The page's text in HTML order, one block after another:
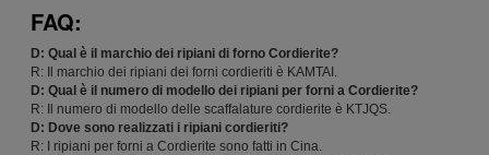
FAQ:
D: Qual è il marchio dei ripiani di forno Cordierite?
R: Il marchio dei ripiani dei forni cordieriti è KAMTAI.
D: Qual è il numero di modello dei ripiani per forni a Cordierite?
R: Il numero di modello delle scaffalature cordierite è KTJQS.
D: Dove sono realizzati i ripiani cordieriti?
R: I ripiani per forni a Cordierite sono fatti in Cina.